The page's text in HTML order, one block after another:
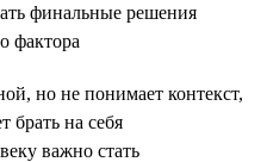
финальные решения
фактора
но не понимает контекст,
брать на себя
важно стать